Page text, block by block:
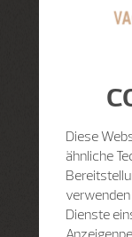
Diese
ähnliche
Dienste